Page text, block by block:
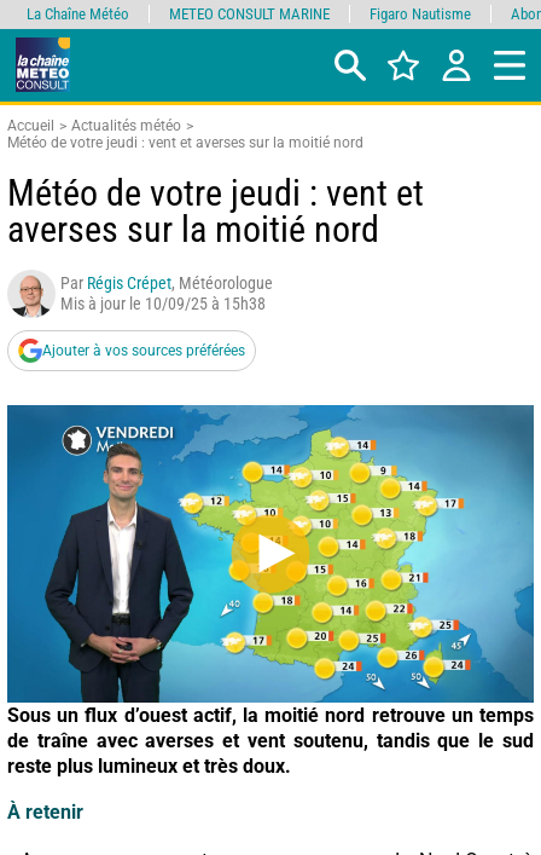
Accueil
Actualités météo
Météo de votre jeudi : vent et averses sur la moitié nord
Météo de votre jeudi : vent et
averses sur la moitié nord
Par Régis Crépet, Météorologue
Mis à jour le 10/09/25 à 15h38
Ajouter à vos sources préférées
Sous un flux d’ouest actif, la moitié nord retrouve un temps
de traîne avec averses et vent soutenu, tandis que le sud
reste plus lumineux et très doux.
À retenir
La Chaîne Météo METEO CONSULT MARINE Figaro Nautisme